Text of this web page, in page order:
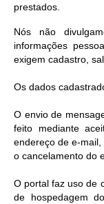
Agenda
prestados.
Nós não
informações
exigem cadastro,
Os dados
O envio de
feito mediante
endereço de e-
o cancelamento do
O portal faz uso de
de hospedagem